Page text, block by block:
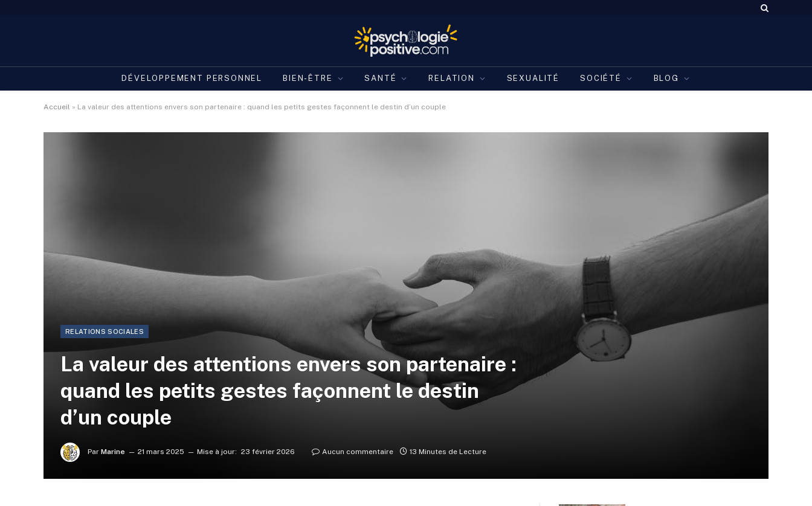
DÉVELOPPEMENT PERSONNEL BIEN-ÊTRE SANTÉ RELATION SEXUALITÉ SOCIÉTÉ BLOG
Accueil » La valeur des attentions envers son partenaire : quand les petits gestes façonnent le destin d’un couple
RELATIONS SOCIALES
La valeur des attentions envers son partenaire :
quand les petits gestes façonnent le destin
d’un couple
Par Marine 21 mars 2025 Mise à jour: 23 février 2026 Aucun commentaire 13 Minutes de Lecture